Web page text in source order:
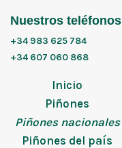
Nuestros
+34 983 625 784
+34 607 060 868
Inicio
Piñones
Piñones nacionales
Piñones del país